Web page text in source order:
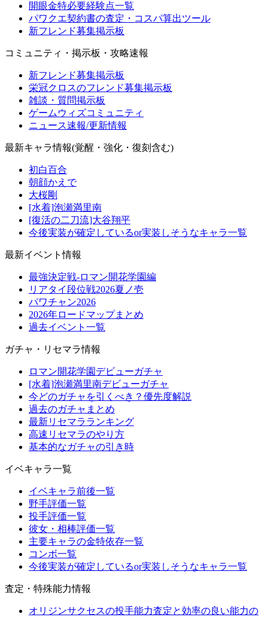
開眼金特必要経験点一覧
パワクエ契約書の査定・コスパ算出ツール
新フレンド募集掲示板
コミュニティ・掲示板・攻略速報
新フレンド募集掲示板
栄冠クロスのフレンド募集掲示板
雑談・質問掲示板
ゲームウィズコミュニティ
ニュース速報/更新情報
最新キャラ情報(覚醒・強化・復刻含む)
初白百合
朝顔かえで
大桜剛
[水着]泡瀬満里南
[復活の二刀流]大谷翔平
今後実装が確定しているor実装しそうなキャラ一覧
最新イベント情報
最強決定戦-ロマン開花学園編
リアタイ段位戦2026夏ノ壱
パワチャン2026
2026年ロードマップまとめ
過去イベント一覧
ガチャ・リセマラ情報
ロマン開花学園デビューガチャ
[水着]泡瀬満里南デビューガチャ
今どのガチャを引くべき？優先度解説
過去のガチャまとめ
最新リセマラランキング
高速リセマラのやり方
基本的なガチャの引き時
イベキャラ一覧
イベキャラ前後一覧
野手評価一覧
投手評価一覧
彼女・相棒評価一覧
主要キャラの金特依存一覧
コンボ一覧
今後実装が確定しているor実装しそうなキャラ一覧
査定・特殊能力情報
オリジンサクセスの投手能力査定と効率の良い能力の